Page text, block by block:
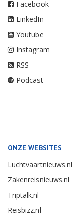
Facebook
LinkedIn
Youtube
Instagram
RSS
Podcast
ONZE WEBSITES
Luchtvaartnieuws.nl
Zakenreisnieuws.nl
Triptalk.nl
Reisbizz.nl